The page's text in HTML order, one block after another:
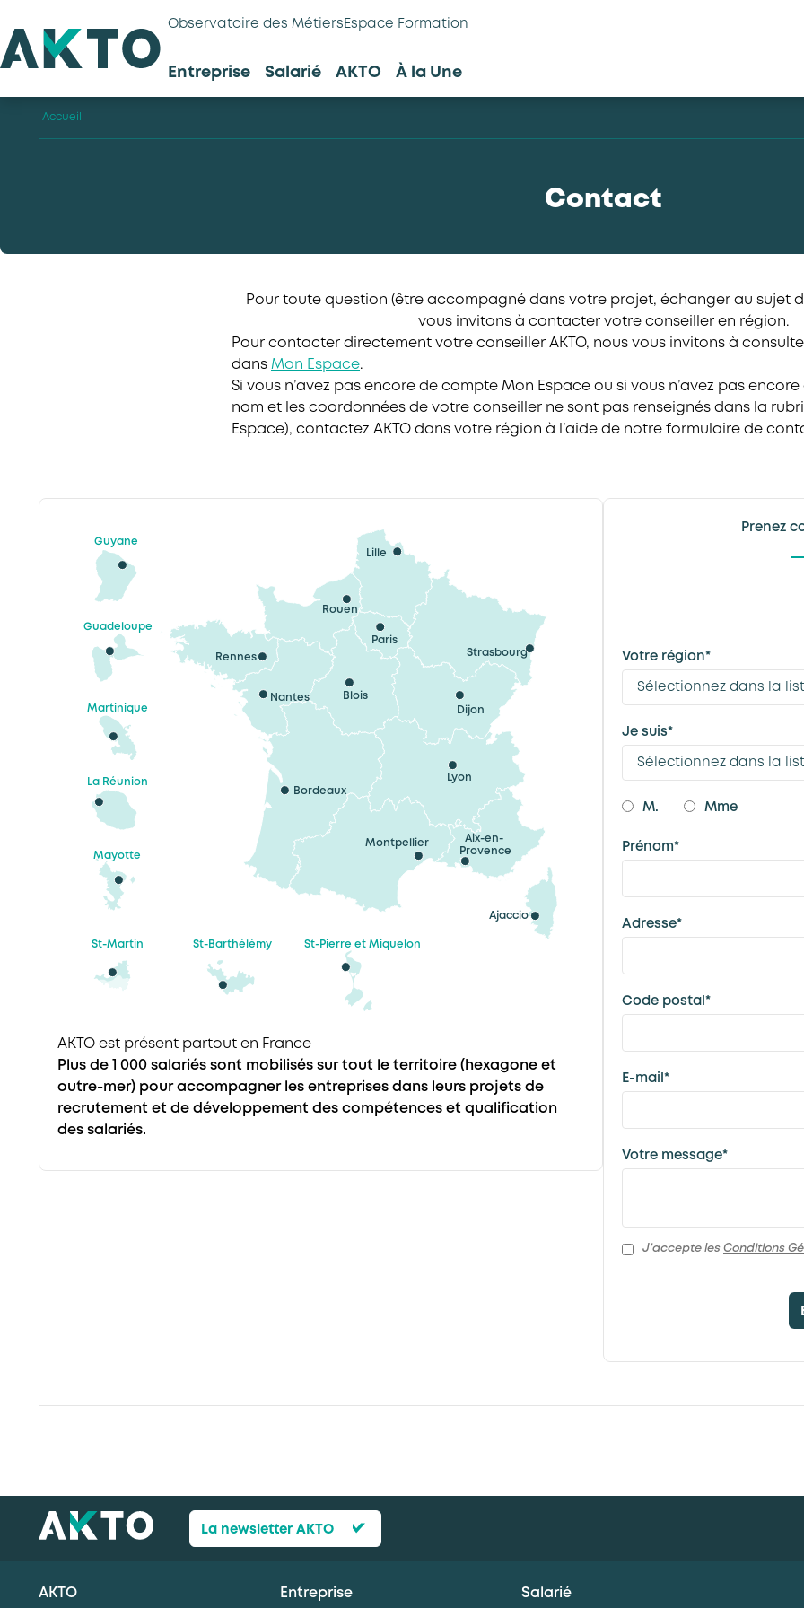
Observatoire des Métiers Espace Formation
Entreprise Salarié AKTO À la Une
Accueil
Contact
Pour toute question (être accompagné dans votre projet, échanger au sujet
vous invitons à contacter votre conseiller en région.
Pour contacter directement votre conseiller AKTO, nous vous invitons à
dans Mon Espace.
Si vous n’avez pas encore de compte Mon Espace ou si vous n’avez pas encore
nom et les coordonnées de votre conseiller ne sont pas renseignés dans la
Espace), contactez AKTO dans votre région à l’aide de notre formulaire de
Guyane
Guadeloupe
Martinique
La Réunion
Mayotte
St-Pierre et Miquelon
St-Barthélémy
St-Martin
Ajaccio
Paris
Strasbourg
Blois
Lyon
Dijon
Rouen
Bordeaux
Nantes
Aix-en-
Provence
Montpellier
Rennes
Lille
AKTO est présent partout en France
Plus de 1 000 salariés sont mobilisés sur tout le territoire (hexagone et
outre-mer) pour accompagner les entreprises dans leurs projets de
recrutement et de développement des compétences et qualification
des salariés.
Prenez
Votre région*
Je suis*
M. Mme
Prénom*
Adresse*
Code postal*
E-mail*
Votre message*
J’accepte les Conditions
La newsletter AKTO
AKTO Entreprise Salarié